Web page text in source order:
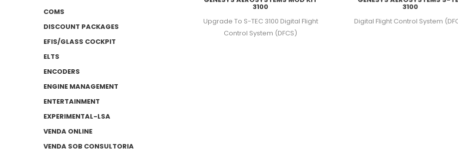
COMS
DISCOUNT PACKAGES
EFIS/GLASS COCKPIT
ELTS
ENCODERS
ENGINE MANAGEMENT
ENTERTAINMENT
EXPERIMENTAL-LSA
VENDA ONLINE
VENDA SOB CONSULTORIA
3100
Upgrade To S-TEC 3100 Digital Flight
Control System (DFCS)
3100
Digital Flight Control System